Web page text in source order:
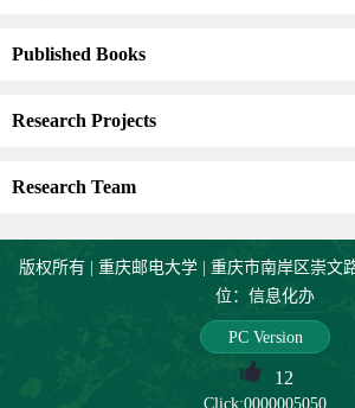
Published Books
Research Projects
Research Team
版权所有 | 重庆邮电大学 | 重庆市南岸区崇文
位：信息化办
PC Version
12
Click:0000005050